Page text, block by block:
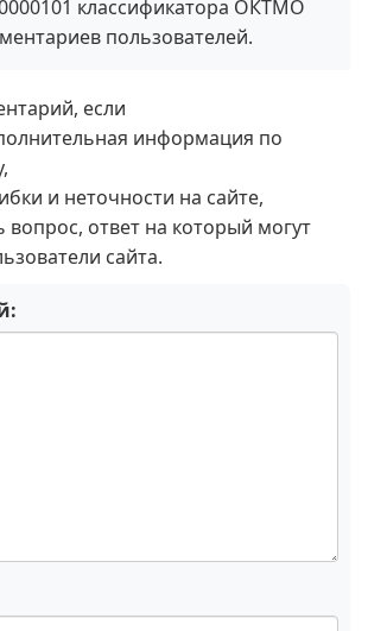
классификатора ОКТМО
пользователей.
если
информация по
и неточности на сайте,
вопрос, ответ на который могут
сайта.